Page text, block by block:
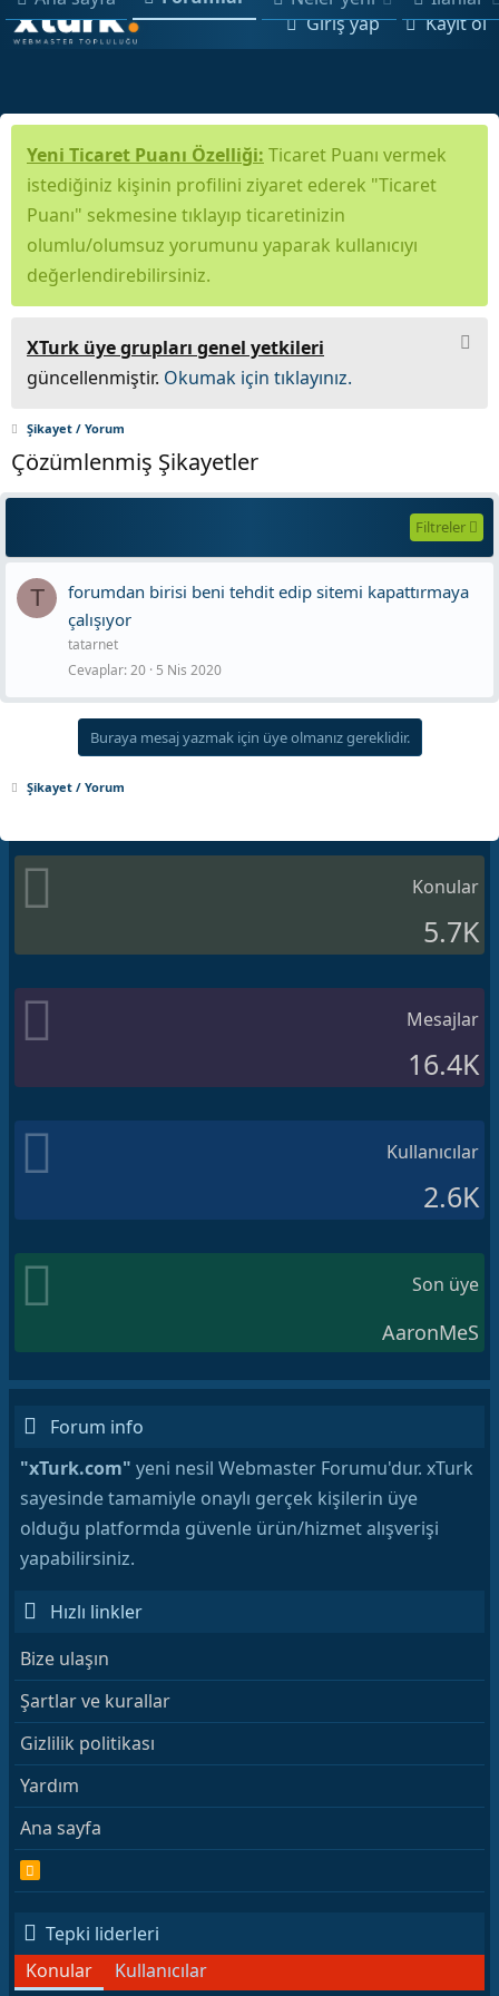
Giriş yap Kayıt ol
Yeni Ticaret Puanı Özelliği: Ticaret Puanı vermek
istediğiniz kişinin profilini ziyaret ederek "Ticaret
Puanı" sekmesine tıklayıp ticaretinizin
olumlu/olumsuz yorumunu yaparak kullanıcıyı
değerlendirebilirsiniz.
XTurk üye grupları genel yetkileri
güncellenmiştir. Okumak için tıklayınız.
Şikayet / Yorum
Çözümlenmiş Şikayetler
Filtreler
T
forumdan birisi beni tehdit edip sitemi kapattırmaya
çalışıyor
tatarnet
Cevaplar 20 5 Nis 2020
Buraya mesaj yazmak için üye olmanız gereklidir.
Şikayet / Yorum
Konular
5.7K
Mesajlar
16.4K
Kullanıcılar
2.6K
Son üye
AaronMeS
Forum info
"xTurk.com" yeni nesil Webmaster Forumu'dur. xTurk
sayesinde tamamiyle onaylı gerçek kişilerin üye
olduğu platformda güvenle ürün/hizmet alışverişi
yapabilirsiniz.
Hızlı linkler
Bize ulaşın
Şartlar ve kurallar
Gizlilik politikası
Yardım
Ana sayfa
R
S
Tepki liderleri
Konular
Kullanıcılar